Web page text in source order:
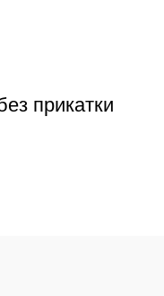
прикатки